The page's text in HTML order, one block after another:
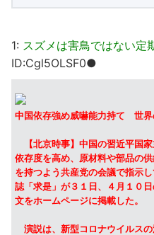
1: スズメは害鳥ではない定
ID:Cgl5OLSF0●
中国依存強め威嚇能力持て 世界
【北京時事】中国の習近平国
依存度を高め、原材料や部品の
を持つよう共産党の会議で指示
誌「求是」が３１日、４月１０
文をホームページに掲載した。
演説は、新型コロナウイルス